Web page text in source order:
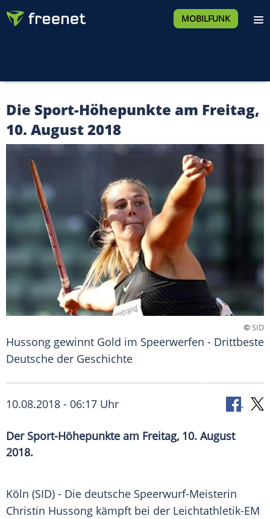
MOBILFUNK
Die Sport-Höhepunkte am Freitag,
10. August 2018
©SID
Hussong gewinnt Gold im Speerwerfen - Drittbeste
Deutsche der Geschichte
10.08.2018 - 06:17 Uhr
Der Sport-Höhepunkte am Freitag, 10. August
2018.
Köln (SID) - Die deutsche Speerwurf-Meisterin
Christin Hussong kämpft bei der Leichtathletik-EM